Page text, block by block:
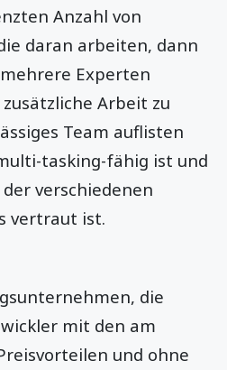
Anzahl von
daran arbeiten, dann
Experten
Arbeit zu
Team auflisten
tasking-fähig ist und
verschiedenen
vertraut ist.
die
mit den am
und ohne